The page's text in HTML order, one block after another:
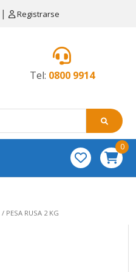
| Registrarse
Tel: 0800 9914
0
/ PESA RUSA 2 KG